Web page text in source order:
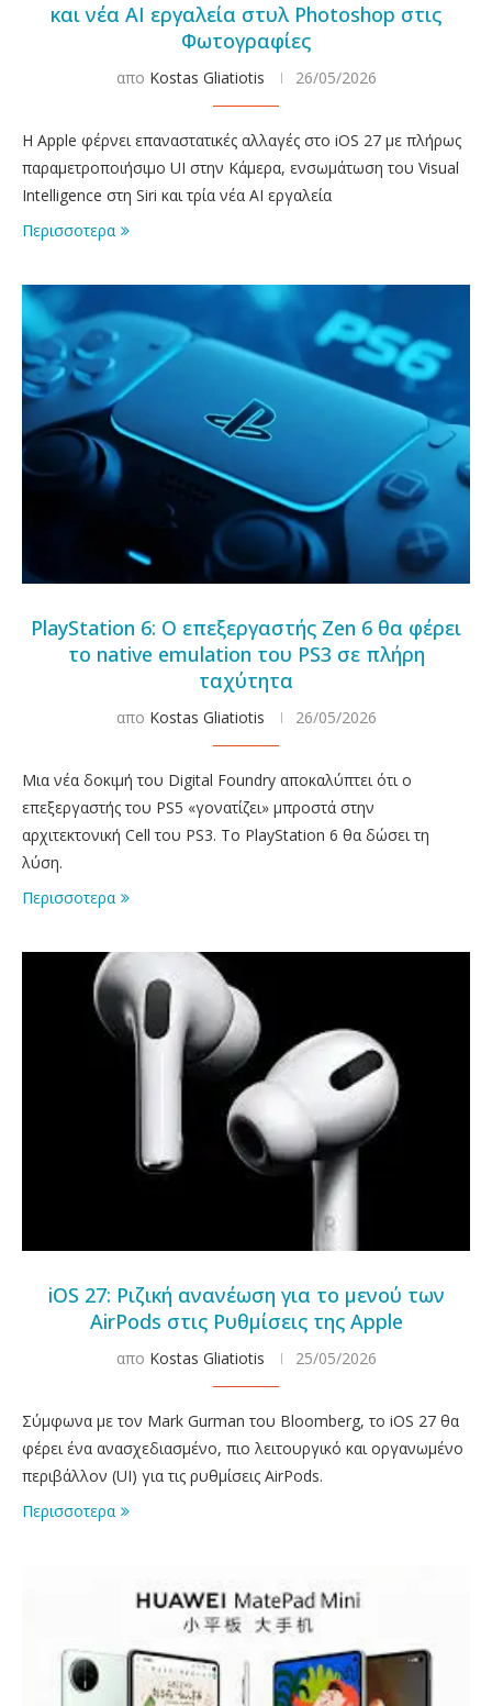
και νέα AI εργαλεία στυλ Photoshop στις
Φωτογραφίες
απο Kostas Gliatiotis 26/05/2026
Η Apple φέρνει επαναστατικές αλλαγές στο iOS 27 με πλήρως
παραμετροποιήσιμο UI στην Κάμερα, ενσωμάτωση του Visual
Intelligence στη Siri και τρία νέα AI εργαλεία
Περισσοτερα
PlayStation 6: Ο επεξεργαστής Zen 6 θα φέρει
το native emulation του PS3 σε πλήρη
ταχύτητα
απο Kostas Gliatiotis 26/05/2026
Μια νέα δοκιμή του Digital Foundry αποκαλύπτει ότι ο
επεξεργαστής του PS5 «γονατίζει» μπροστά στην
αρχιτεκτονική Cell του PS3. Το PlayStation 6 θα δώσει τη
λύση.
Περισσοτερα
iOS 27: Ριζική ανανέωση για το μενού των
AirPods στις Ρυθμίσεις της Apple
απο Kostas Gliatiotis 25/05/2026
Σύμφωνα με τον Mark Gurman του Bloomberg, το iOS 27 θα
φέρει ένα ανασχεδιασμένο, πιο λειτουργικό και οργανωμένο
περιβάλλον (UI) για τις ρυθμίσεις AirPods.
Περισσοτερα